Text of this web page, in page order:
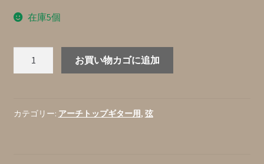
在庫5個
ッ
お買い物カゴに追加
カテゴリー: アーチトップギター用, 弦